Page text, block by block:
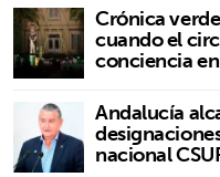
Crónica
cuando el
conciencia
Andalucía
nacional